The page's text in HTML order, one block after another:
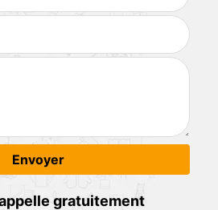
gratuitement